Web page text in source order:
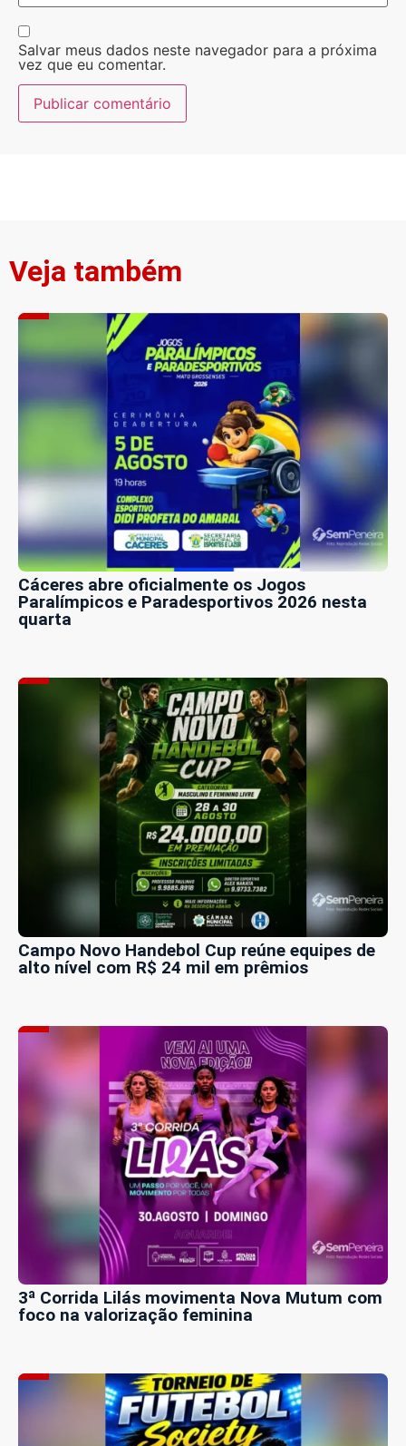
Salvar meus dados neste navegador para a próxima
vez que eu comentar.
Veja também
Cáceres abre oficialmente os Jogos
Paralímpicos e Paradesportivos 2026 nesta
quarta
Campo Novo Handebol Cup reúne equipes de
alto nível com R$ 24 mil em prêmios
3ª Corrida Lilás movimenta Nova Mutum com
foco na valorização feminina